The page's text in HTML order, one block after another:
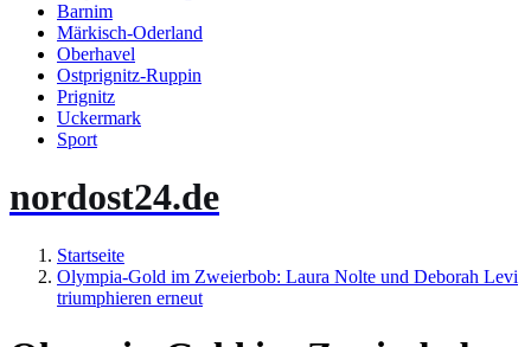
Barnim
Märkisch-Oderland
Oberhavel
Ostprignitz-Ruppin
Prignitz
Uckermark
Sport
nordost24.de
Startseite
Olympia-Gold im Zweierbob: Laura Nolte und Deborah Levi
triumphieren erneut